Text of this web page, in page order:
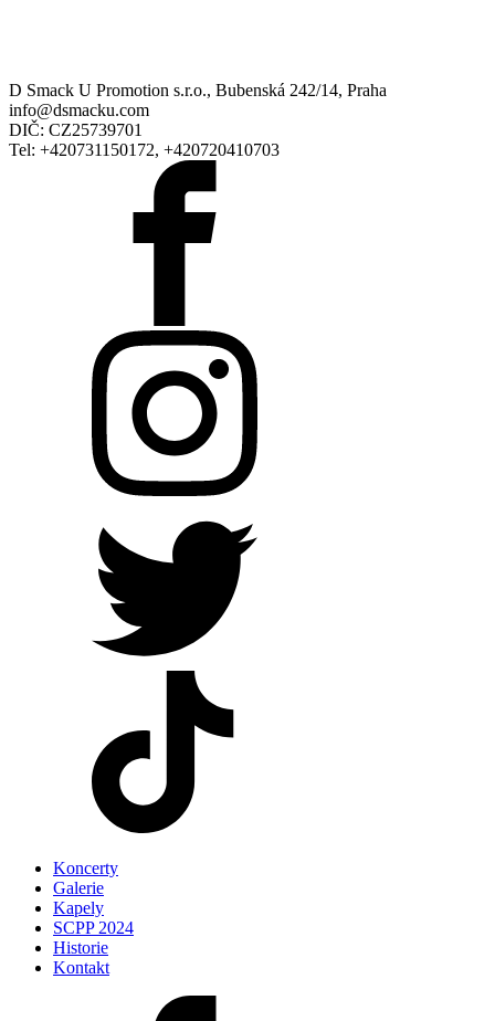
D Smack U Promotion s.r.o., Bubenská 242/14, Praha
info@dsmacku.com
DIČ: CZ25739701
Tel: +420731150172, +420720410703
Koncerty
Galerie
Kapely
SCPP 2024
Historie
Kontakt